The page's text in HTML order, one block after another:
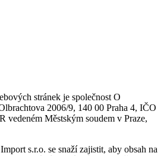
stránek je společnost O
2006/9, 140 00 Praha 4, IČO
vedeném Městským soudem v Praze,
s.r.o. se snaží zajistit, aby obsah na